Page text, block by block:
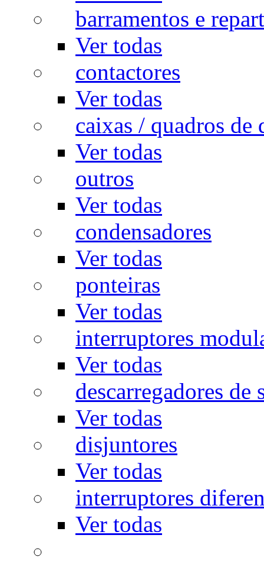
barramentos e
Ver todas
contactores
Ver todas
caixas / quadros de
Ver todas
outros
Ver todas
condensadores
Ver todas
ponteiras
Ver todas
interruptores
Ver todas
descarregadores de
Ver todas
disjuntores
Ver todas
interruptores
Ver todas